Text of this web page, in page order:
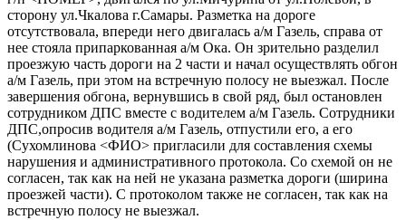
сторону ул.Чкалова г.Самары. Разметка на дороге
отсутствовала, впереди него двигалась а/м Газель, справа от
нее стояла припаркованная а/м Ока. Он зрительно разделил
проезжую часть дороги на 2 части и начал осуществлять обгон
а/м Газель, при этом на встречную полосу не выезжал. После
завершения обгона, вернувшись в свой ряд, был остановлен
сотрудником ДПС вместе с водителем а/м Газель. Сотрудники
ДПС,опросив водителя а/м Газель, отпустили его, а его
(Сухомлинова <ФИО> пригласили для составления схемы
нарушения и административного протокола. Со схемой он не
согласен, так как на ней не указана разметка дороги (ширина
проезжей части). С протоколом также не согласен, так как на
встречную полосу не выезжал.